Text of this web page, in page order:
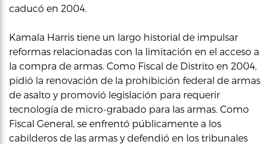
caducó en 2004.
Kamala Harris tiene un largo historial de impulsar
reformas relacionadas con la limitación en el acceso a
la compra de armas. Como Fiscal de Distrito en 2004,
pidió la renovación de la prohibición federal de armas
de asalto y promovió legislación para requerir
tecnología de micro-grabado para las armas. Como
Fiscal General, se enfrentó públicamente a los
cabilderos de las armas y defendió en los tribunales